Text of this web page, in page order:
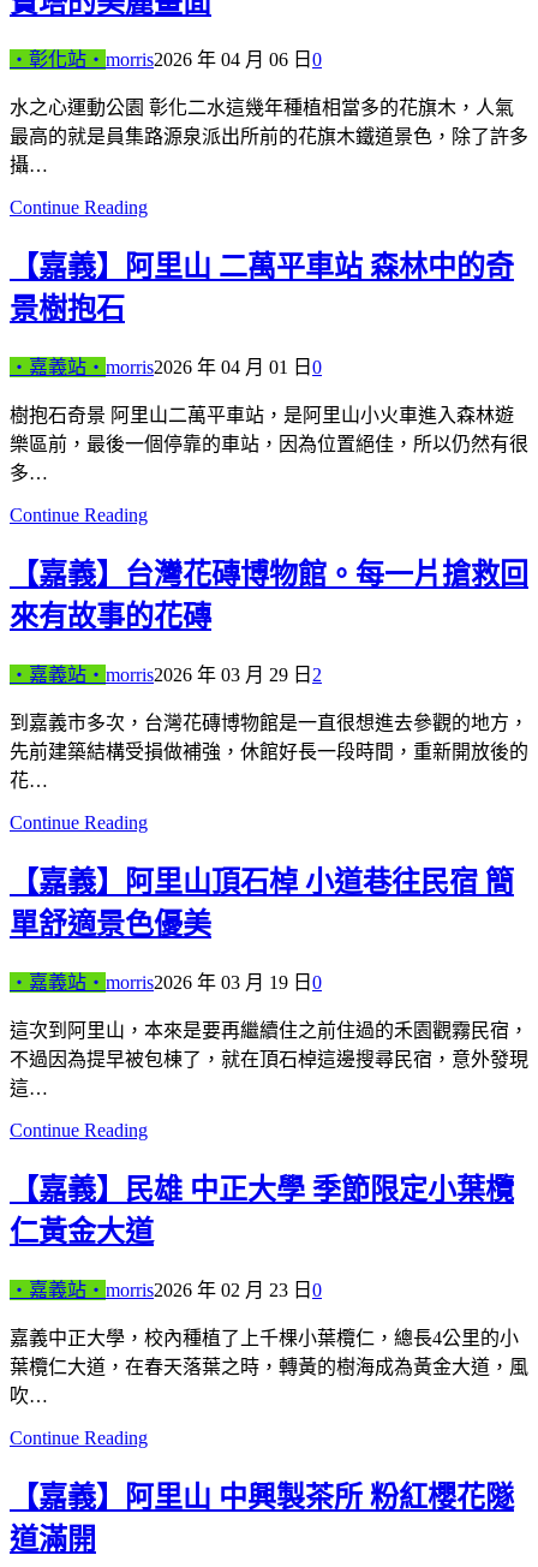
‧彰化站‧ morris2026 年 04 月 06 日 0
水之心運動公園 彰化二水這幾年種植相當多的花旗木，人氣
最高的就是員集路源泉派出所前的花旗木鐵道景色，除了許多
攝…
Continue Reading
【嘉義】阿里山 二萬平車站 森林中的奇
景樹抱石
‧嘉義站‧ morris2026 年 04 月 01 日 0
樹抱石奇景 阿里山二萬平車站，是阿里山小火車進入森林遊
樂區前，最後一個停靠的車站，因為位置絕佳，所以仍然有很
多…
Continue Reading
【嘉義】台灣花磚博物館。每一片搶救回
來有故事的花磚
‧嘉義站‧ morris2026 年 03 月 29 日 2
到嘉義市多次，台灣花磚博物館是一直很想進去參觀的地方，
先前建築結構受損做補強，休館好長一段時間，重新開放後的
花…
Continue Reading
【嘉義】阿里山頂石棹 小道巷往民宿 簡
單舒適景色優美
‧嘉義站‧ morris2026 年 03 月 19 日 0
這次到阿里山，本來是要再繼續住之前住過的禾園觀霧民宿，
不過因為提早被包棟了，就在頂石棹這邊搜尋民宿，意外發現
這…
Continue Reading
【嘉義】民雄 中正大學 季節限定小葉欖
仁黃金大道
‧嘉義站‧ morris2026 年 02 月 23 日 0
嘉義中正大學，校內種植了上千棵小葉欖仁，總長4公里的小
葉欖仁大道，在春天落葉之時，轉黃的樹海成為黃金大道，風
吹…
Continue Reading
【嘉義】阿里山 中興製茶所 粉紅櫻花隧
道滿開